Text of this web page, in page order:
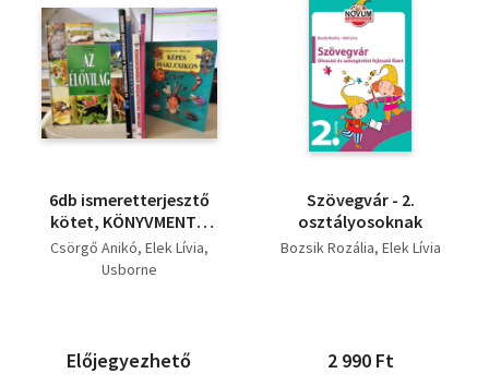
6db ismeretterjesztő
kötet, KÖNYVMENTŐ
AJÁNLAT: Az élővilág+
Az ősrobbanástól a
enciklopédia
gyerekeknek+
Csörgő Anikó Elek Lívia
Usborne
Előjegyezhető
Szövegvár - 2.
osztályosoknak
Bozsik Rozália Elek Lívia
2 990 Ft